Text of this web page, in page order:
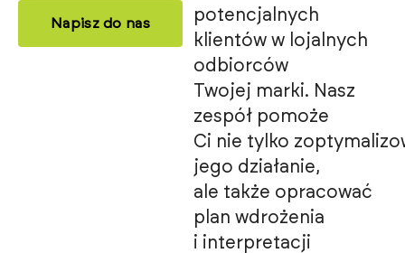
Napisz do nas
potencjalnych
klientów w lojalnych
odbiorców
Twojej marki. Nasz
zespół pomoże
Ci nie tylko
jego działanie,
ale także opracować
plan wdrożenia
i interpretacji